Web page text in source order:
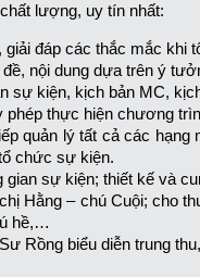
lượng, uy tín nhất:
giải đáp các thắc mắc khi
nội dung dựa trên ý
sự kiện, kịch bản MC,
phép thực hiện chương
quản lý tất cả các hạng
chức sự kiện.
gian sự kiện; thiết kế và
Hằng – chú Cuội; cho
hề,…
Rồng biểu diễn trung